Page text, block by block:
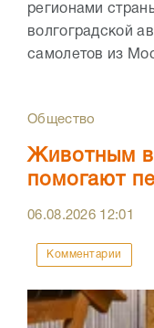
регионами
волгоградской
самолетов из
Общество
Животным
помогают
06.08.2026 12:01
Комментарии